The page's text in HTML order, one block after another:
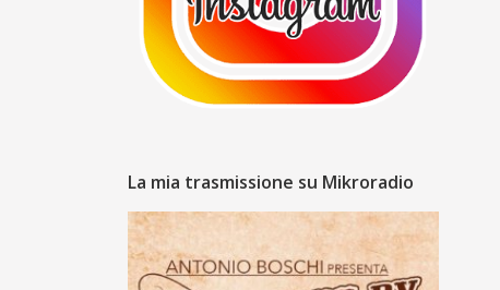
La mia trasmissione su Mikroradio